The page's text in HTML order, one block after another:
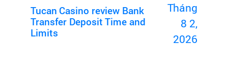
Tucan Casino review Bank
Transfer Deposit Time and
Limits
Tháng
8 2,
2026